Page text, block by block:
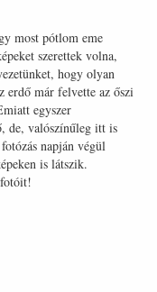
most pótlom eme
szerettek volna,
hogy olyan
erdő már felvette az őszi
egyszer
de, valószínűleg itt is
napján végül
is látszik.